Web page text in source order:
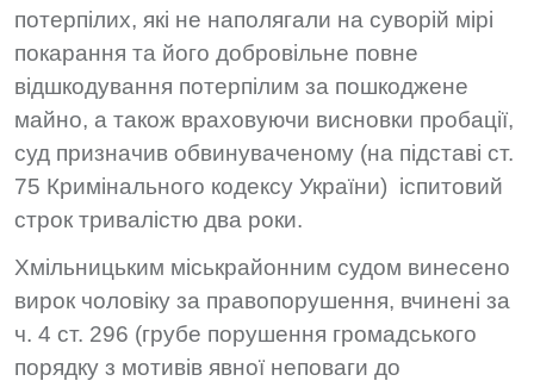
потерпілих, які не наполягали на суворій мірі
покарання та його добровільне повне
відшкодування потерпілим за пошкоджене
майно, а також враховуючи висновки пробації,
суд призначив обвинуваченому (на підставі ст.
75 Кримінального кодексу України) іспитовий
строк тривалістю два роки.
Хмільницьким міськрайонним судом винесено
вирок чоловіку за правопорушення, вчинені за
ч. 4 ст. 296 (грубе порушення громадського
порядку з мотивів явної неповаги до